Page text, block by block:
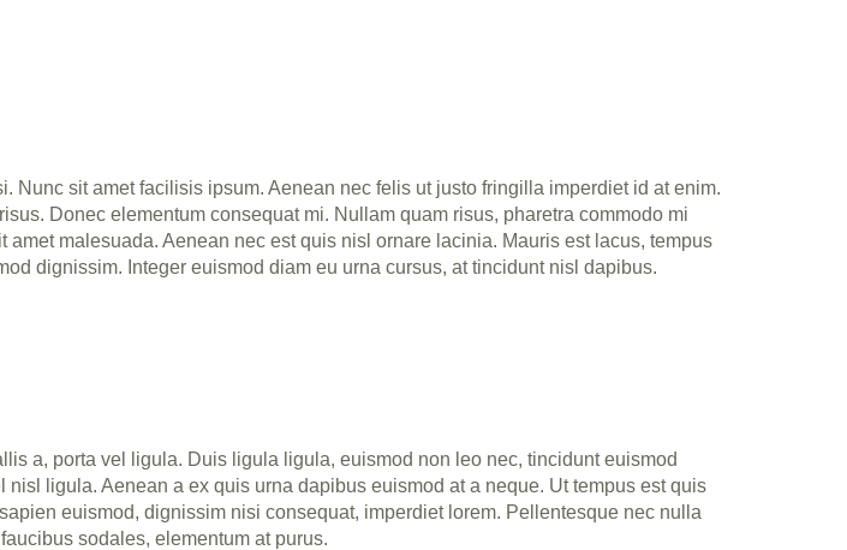
Nunc sit amet facilisis ipsum. Aenean nec felis ut justo fringilla imperdiet id at enim.
Donec elementum consequat mi. Nullam quam risus, pharetra commodo mi
malesuada. Aenean nec est quis nisl ornare lacinia. Mauris est lacus, tempus
dignissim. Integer euismod diam eu urna cursus, at tincidunt nisl dapibus.
a, porta vel ligula. Duis ligula ligula, euismod non leo nec, tincidunt euismod
ligula. Aenean a ex quis urna dapibus euismod at a neque. Ut tempus est quis
euismod, dignissim nisi consequat, imperdiet lorem. Pellentesque nec nulla
sodales, elementum at purus.